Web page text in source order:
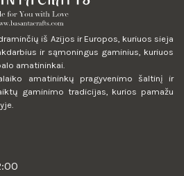
iš Azijos ir Europos, kuriuos sieja
ir sąmoningus gaminius, kuriuos
amatininkai.
amatininkų pragyvenimo šaltinį ir
gaminimo tradicijas, kurios pamažu